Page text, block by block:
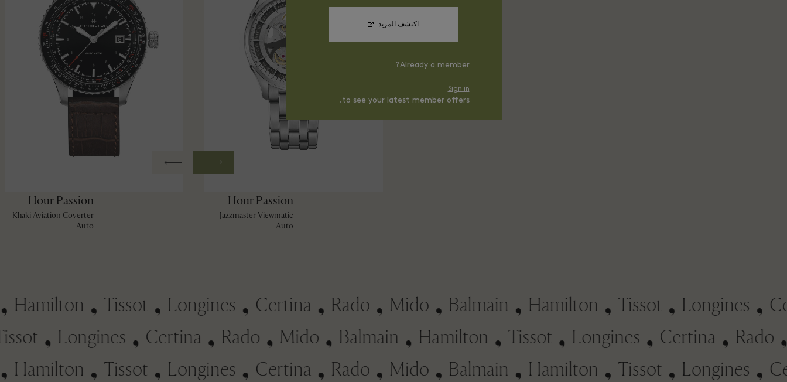
Hour Passion
Khaki Aviation Coverter
Auto
Hour Passion
Jazzmaster Viewmatic
Auto
Hamilton Tissot Longines Certina Rado Mido Balmain Hamilton Tissot Longines
Tissot
Longines Certina Rado Mido Balmain Hamilton Tissot Longines Certina
Hamilton
Tissot Longines Certina Rado Mido Balmain Hamilton Tissot Longines
اكتشف المزيد
Already a member?
Sign in
to see your latest member offers.